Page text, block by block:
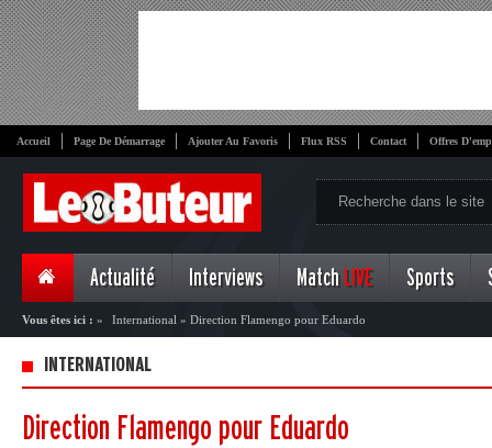
Accueil Page De Démarrage Ajouter Au Favoris Flux RSS Contact Offres
Actualité Interviews Match LIVE Sports
Vous êtes ici : » International » Direction Flamengo pour Eduardo
INTERNATIONAL
Direction Flamengo pour Eduardo